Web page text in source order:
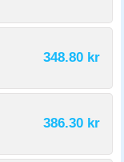
348.80 kr
386.30 kr